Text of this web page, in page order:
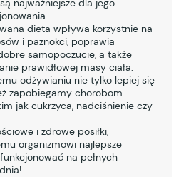
najważniejsze dla jego
dieta wpływa korzystnie na
i paznokci, poprawia
samopoczucie, a także
prawidłowej masy ciała.
odżywianiu nie tylko lepiej się
zapobiegamy chorobom
jak cukrzyca, nadciśnienie czy
i zdrowe posiłki,
organizmowi najlepsze
na pełnych